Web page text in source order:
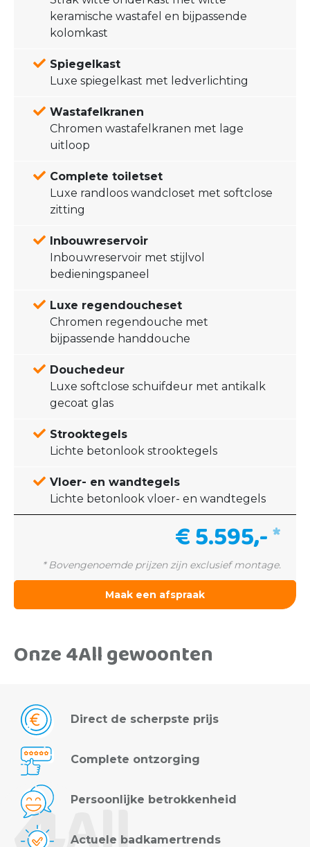
keramische wastafel en bijpassende
kolomkast
Spiegelkast
Luxe spiegelkast met ledverlichting
Wastafelkranen
Chromen wastafelkranen met lage
uitloop
Complete toiletset
Luxe randloos wandcloset met softclose
zitting
Inbouwreservoir
Inbouwreservoir met stijlvol
bedieningspaneel
Luxe regendoucheset
Chromen regendouche met
bijpassende handdouche
Douchedeur
Luxe softclose schuifdeur met antikalk
gecoat glas
Strooktegels
Lichte betonlook strooktegels
Vloer- en wandtegels
Lichte betonlook vloer- en wandtegels
€ 5.595,-*
* Bovengenoemde prijzen zijn exclusief montage.
Maak een afspraak
Onze 4All gewoonten
Direct de scherpste prijs
Complete ontzorging
Persoonlijke betrokkenheid
Actuele badkamertrends